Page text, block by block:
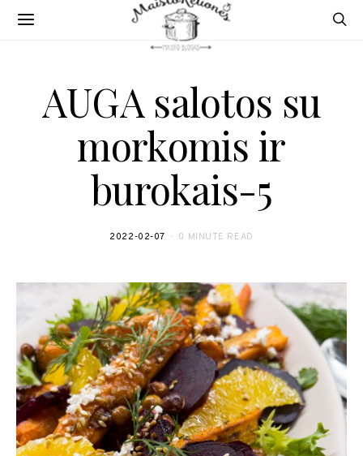
AUGA salotos su
morkomis ir
burokais-5
2022-02-07 0 MINUTE READ